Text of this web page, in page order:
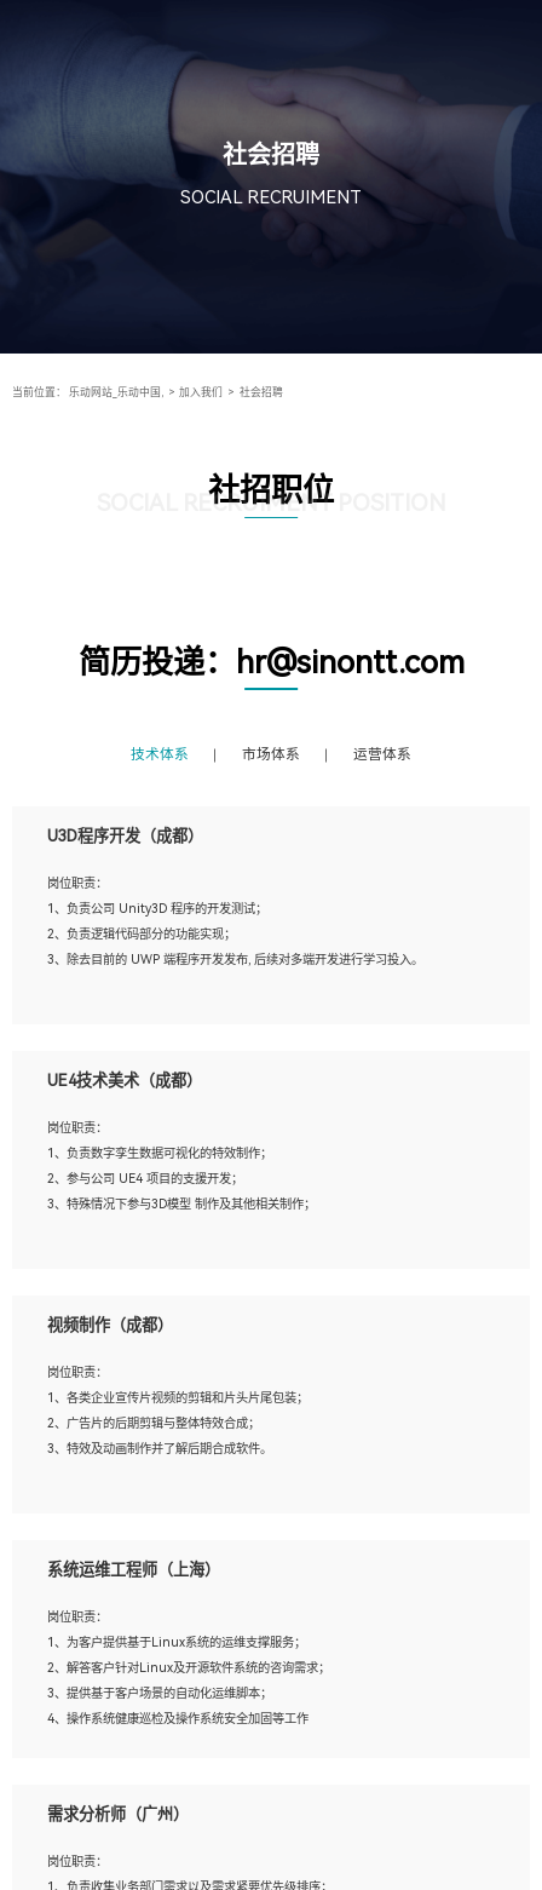
社会招聘
SOCIAL RECRUIMENT
当前位置： 乐动网站_乐动中国, > 加入我们 > 社会招聘
社招职位
SOCIAL RECRUIMENT POSITION
简历投递：hr@sinontt.com
技术体系 市场体系 运营体系
U3D程序开发（成都）
岗位职责：
1、负责公司 Unity3D 程序的开发测试；
2、负责逻辑代码部分的功能实现；
3、除去目前的 UWP 端程序开发发布, 后续对多端开发进行学习投入。
2、熟练掌握 Unity3D 程序开发，精通 C# 语言开发；
4、有良好的沟通能力和团队合作意识；
5、开发过 HoloLens 程序者优先。
UE4技术美术（成都）
岗位职责：
1、负责数字孪生数据可视化的特效制作；
2、参与公司 UE4 项目的支援开发；
3、特殊情况下参与3D模型 制作及其他相关制作；
上；
3、想象力丰富, 有一定的艺术审美深度；
4、有良好的场景特效搭建功底；
5、熟悉 3Ds Max 或者 Maya；
6、有良好的沟通能力和团队合作意识；
视频制作（成都）
岗位职责：
1、各类企业宣传片视频的剪辑和片头片尾包装；
2、广告片的后期剪辑与整体特效合成；
3、特效及动画制作并了解后期合成软件。
2、熟练使用After Effect、Photo Shop、熟练掌握视频剪辑和特效包装软件；
4、在剪辑上会思考，有一定编导思维；
5、踏实， 勤奋，愿意在工作中不断学习，提高自我；
6、能与同事友好相处。
系统运维工程师（上海）
岗位职责：
1、为客户提供基于Linux系统的运维支撑服务；
2、解答客户针对Linux及开源软件系统的咨询需求；
3、提供基于客户场景的自动化运维脚本；
4、操作系统健康巡检及操作系统安全加固等工作
1、全日制本科计算机相关专业毕业，3年以上相关工作经验；
3、熟练使用脚本语言，shell/python任一种，熟练使用Ansible
需求分析师（广州）
岗位职责：
1、负责收集业务部门需求以及需求紧要优先级排序；